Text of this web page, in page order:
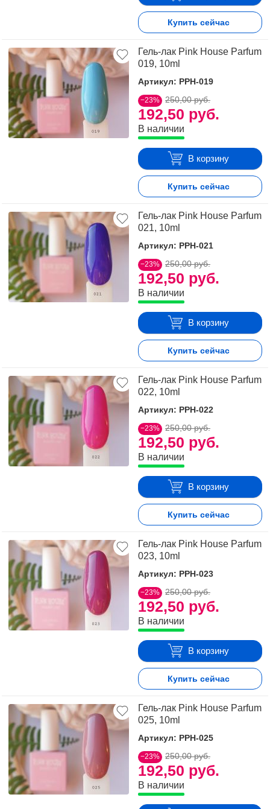
Купить сейчас
Гель-лак Pink House Parfum
019, 10ml
Артикул: PPH-019
−23%
192,50 руб.
250,00 руб.
В наличии
В корзину
Купить сейчас
Гель-лак Pink House Parfum
021, 10ml
Артикул: PPH-021
−23%
192,50 руб.
250,00 руб.
В наличии
В корзину
Купить сейчас
Гель-лак Pink House Parfum
022, 10ml
Артикул: PPH-022
−23%
192,50 руб.
250,00 руб.
В наличии
В корзину
Купить сейчас
Гель-лак Pink House Parfum
023, 10ml
Артикул: PPH-023
−23%
192,50 руб.
250,00 руб.
В наличии
В корзину
Купить сейчас
Гель-лак Pink House Parfum
025, 10ml
Артикул: PPH-025
−23%
192,50 руб.
250,00 руб.
В наличии